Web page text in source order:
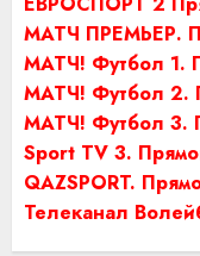
МАТЧ ПРЕМЬЕР.
МАТЧ! Футбол 1.
МАТЧ! Футбол 2.
МАТЧ! Футбол 3.
Sport TV 3.
QAZSPORT.
Телеканал